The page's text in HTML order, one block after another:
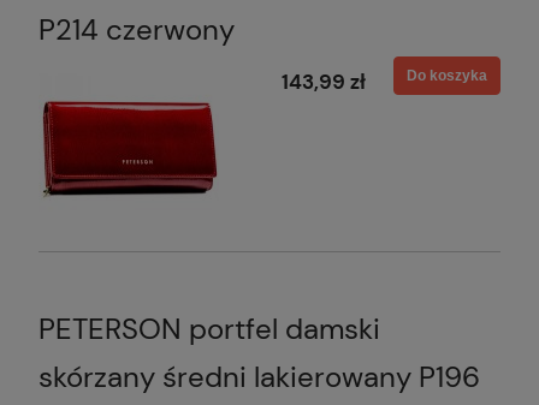
P214 czerwony
143,99 zł Do koszyka
PETERSON portfel damski
skórzany średni lakierowany P196